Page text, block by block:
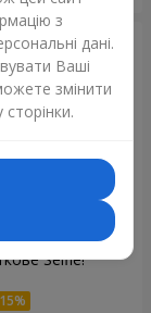
Selfie!"
з
дані.
Ваші
змінити
сторінки.